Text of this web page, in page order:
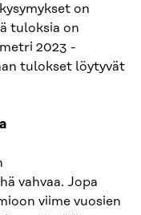
on
tuloksia on
2023 -
tulokset löytyvät
vahvaa. Jopa
viime vuosien